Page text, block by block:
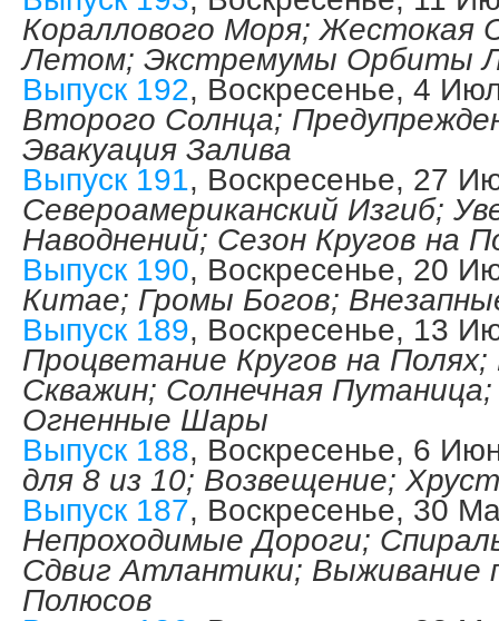
Кораллового Моря; Жестокая
Летом; Экстремумы Орбиты
Выпуск 192, Воскресенье, 4
Второго Солнца;
Эвакуация Залива
Выпуск 191, Воскресенье, 27
Североамериканский Изгиб;
Наводнений; Сезон Кругов на
Выпуск 190, Воскресенье, 20
Китае; Громы Богов;
Выпуск 189, Воскресенье, 13
Процветание Кругов на
Скважин; Солнечная
Огненные Шары
Выпуск 188, Воскресенье, 6
для 8 из 10; Возвещение;
Выпуск 187, Воскресенье, 30
Непроходимые Дороги;
Сдвиг Атлантики; Выживание
Полюсов